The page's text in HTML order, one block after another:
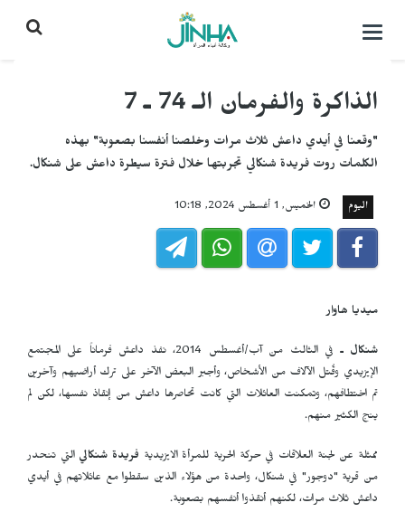
التحكم
الذاكرة والفرمان الـ 74 ـ 7
"وقعنا في أيدي داعش ثلاث مرات وخلصنا أنفسنا بصعوبة" بهذه
الكلمات روت فريدة شنكالي تجربتها خلال فترة سيطرة داعش على شنكال.
اليوم الخميس, 1 أغسطس 2024, 10:18
ميديا هاوار
شنكال ـ
في الثالث من آب/أغسطس 2014، نفذ داعش فرماناً على المجتمع
الإيزيدي وقُتل الآلاف من الأشخاص، وأجبر البعض الآخر على ترك أراضيهم وآخرين
تم اختطافهم، وتمكنت العائلات التي كانت تحاصرها داعش من إنقاذ نفسها، لكن لم
ينج الكثير منهم.
ممثلة عن لجنة العلاقات في حركة الحرية للمرأة الايزيدية فريدة شنكالي التي تنحدر
من قرية "دوجور" في شنكال، واحدة من هؤلاء الذين سقطوا مع عائلاتهم في أيدي
داعش ثلاث مرات، لكنهم أنقذوا أنفسهم بصعوبة.